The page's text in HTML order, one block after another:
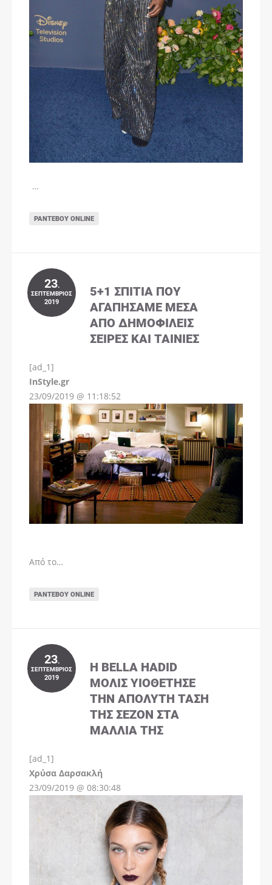
…
ΡΑΝΤΕΒΟΎ ONLINE
23.
ΣΕΠΤΈΜΒΡΙΟΣ
2019
5+1 ΣΠΊΤΙΑ ΠΟΥ
ΑΓΑΠΉΣΑΜΕ ΜΈΣΑ
ΑΠΌ ΔΗΜΟΦΙΛΕΊΣ
ΣΕΙΡΈΣ ΚΑΙ ΤΑΙΝΊΕΣ
[ad_1]
InStyle.gr
23/09/2019 @ 11:18:52
Από το…
ΡΑΝΤΕΒΟΎ ONLINE
23.
ΣΕΠΤΈΜΒΡΙΟΣ
2019
Η BELLA HADID
ΜΌΛΙΣ ΥΙΟΘΈΤΗΣΕ
ΤΗΝ ΑΠΌΛΥΤΗ ΤΆΣΗ
ΤΗΣ ΣΕΖΌΝ ΣΤΑ
ΜΑΛΛΙΆ ΤΗΣ
[ad_1]
Χρύσα Δαρσακλή
23/09/2019 @ 08:30:48